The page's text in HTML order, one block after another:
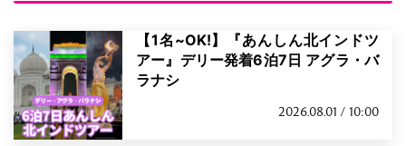
【1名~OK!】『あんしん北インドツ
アー』デリー発着6泊7日 アグラ・バ
ラナシ
2026.08.01 / 10:00